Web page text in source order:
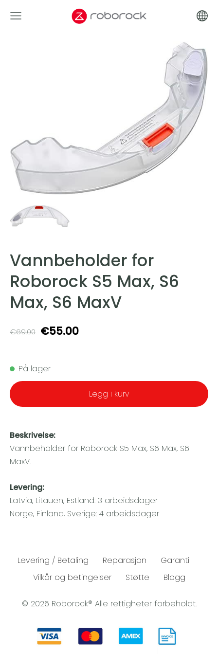
Vannbeholder for
Roborock S5 Max, S6
Max, S6 MaxV
€69.00 €55.00
På lager
Legg i kurv
Beskrivelse:
Vannbeholder for Roborock S5 Max, S6 Max, S6
MaxV.
Levering:
Latvia, Litauen, Estland: 3 arbeidsdager
Norge, Finland, Sverige: 4 arbeidsdager
Levering / Betaling Reparasjon
Garanti
Vilkår og betingelser
Støtte Blogg
© 2026 Roborock® Alle rettigheter forbeholdt.